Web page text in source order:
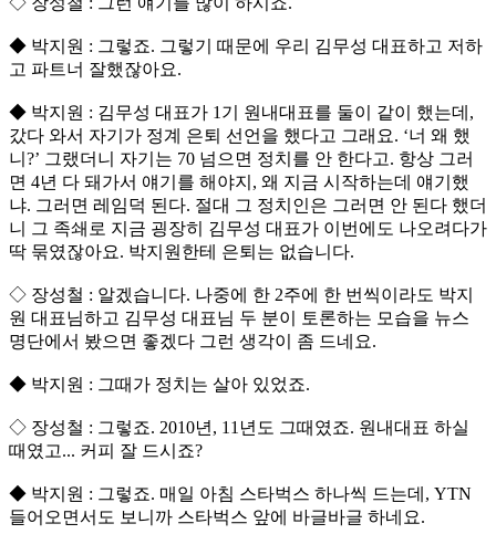
◆ 박지원 : 그렇죠. 그렇기 때문에 우리 김무성 대표하고 저하
고 파트너 잘했잖아요.
◆ 박지원 : 김무성 대표가 1기 원내대표를 둘이 같이 했는데,
갔다 와서 자기가 정계 은퇴 선언을 했다고 그래요. ‘너 왜 했
니?’ 그랬더니 자기는 70 넘으면 정치를 안 한다고. 항상 그러
면 4년 다 돼가서 얘기를 해야지, 왜 지금 시작하는데 얘기했
냐. 그러면 레임덕 된다. 절대 그 정치인은 그러면 안 된다 했더
니 그 족쇄로 지금 굉장히 김무성 대표가 이번에도 나오려다가
딱 묶였잖아요. 박지원한테 은퇴는 없습니다.
◇ 장성철 : 알겠습니다. 나중에 한 2주에 한 번씩이라도 박지
원 대표님하고 김무성 대표님 두 분이 토론하는 모습을 뉴스
명단에서 봤으면 좋겠다 그런 생각이 좀 드네요.
◆ 박지원 : 그때가 정치는 살아 있었죠.
◇ 장성철 : 그렇죠. 2010년, 11년도 그때였죠. 원내대표 하실
때였고... 커피 잘 드시죠?
◆ 박지원 : 그렇죠. 매일 아침 스타벅스 하나씩 드는데, YTN
들어오면서도 보니까 스타벅스 앞에 바글바글 하네요.